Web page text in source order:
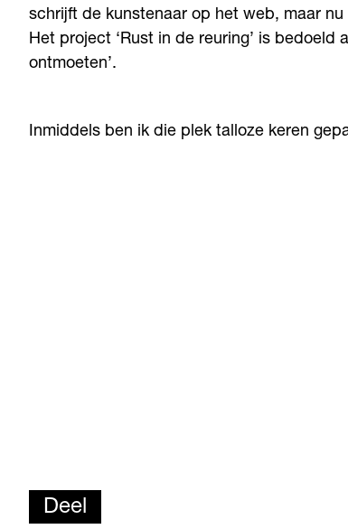
schrijft de kunstenaar op het web, maar
Het project ‘Rust in de reuring’ is bedoeld
ontmoeten’.
Inmiddels ben ik die plek talloze keren
Deel